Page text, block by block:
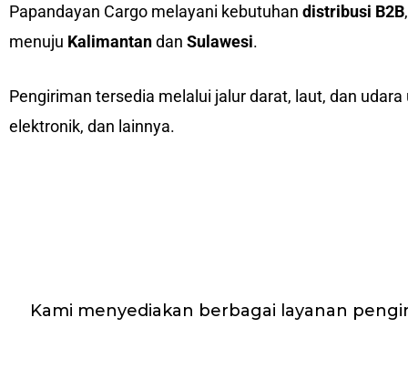
Papandayan Cargo melayani kebutuhan distribusi B2B
menuju Kalimantandan Sulawesi.
Pengiriman tersedia melalui jalur darat, laut, dan
elektronik, dan lainnya.
Kami menyediakan berbagai layanan